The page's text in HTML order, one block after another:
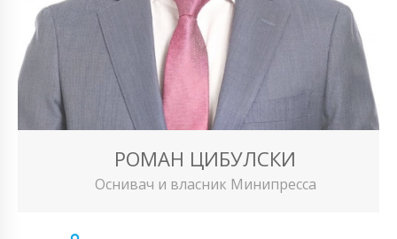
РОМАН ЦИБУЛСКИ
Оснивач и власник Минипресса